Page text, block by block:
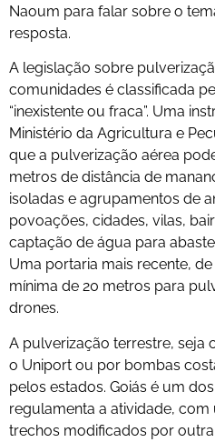
Naoum para falar sobre o
resposta.
A legislação sobre
comunidades é classificada
“inexistente ou fraca”. Uma
Ministério da Agricultura e
que a pulverização aérea
metros de distância de
isoladas e agrupamentos de
povoações, cidades, vilas,
captação de água para
Uma portaria mais recente,
mínima de 20 metros para
drones.
A pulverização terrestre, seja
o Uniport ou por bombas
pelos estados. Goiás é um
regulamenta a atividade, com
trechos modificados por outra,